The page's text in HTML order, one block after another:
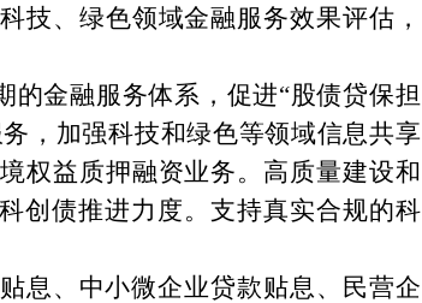
技、绿色领域金融服务效果评估，
的金融服务体系，促进“股债贷保担
，加强科技和绿色等领域信息共享
权益质押融资业务。高质量建设和
创债推进力度。支持真实合规的科
息、中小微企业贷款贴息、民营企